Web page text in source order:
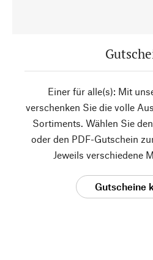
Einer für alle(s): Mit
verschenken Sie die volle
Sortiments. Wählen Sie
oder den PDF-Gutschein
Jeweils verschiedene
Gutscheine